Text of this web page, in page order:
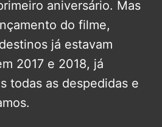
aniversário. Mas
do filme,
já estavam
2017 e 2018, já
todas as despedidas e